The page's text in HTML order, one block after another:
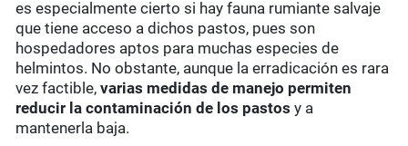
es especialmente cierto si hay fauna rumiante salvaje
que tiene acceso a dichos pastos, pues son
hospedadores aptos para muchas especies de
helmintos. No obstante, aunque la erradicación es rara
vez factible,varias medidas de manejo permiten
reducir la contaminación de los pastos y a
mantenerla baja.